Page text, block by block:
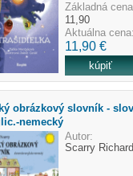
Základná
11,90
Aktuálna
11,90 €
obrázkový slovník -
nemecký
Autor:
Scarry Richard